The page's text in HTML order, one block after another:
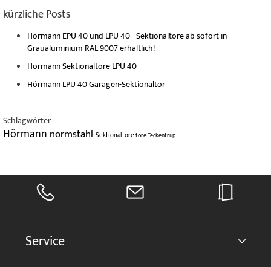
kürzliche Posts
Hörmann EPU 40 und LPU 40 - Sektionaltore ab sofort in
Graualuminium RAL 9007 erhältlich!
Hörmann Sektionaltore LPU 40
Hörmann LPU 40 Garagen-Sektionaltor
Schlagwörter
Hörmann normstahl SektionaltoretoreTeckentrup
Service